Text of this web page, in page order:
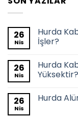
26
Nis
Hurda
İşler?
26
Nis
Hurda
Yüksektir?
26
Nis
Hurda